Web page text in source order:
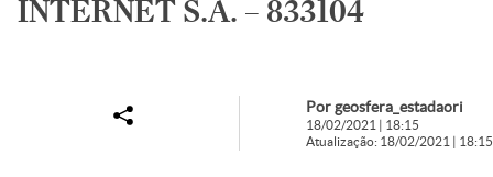
INTERNET S.A. – 833104
Por geosfera_estadaori
18/02/2021 | 18:15
Atualização: 18/02/2021 | 18:15